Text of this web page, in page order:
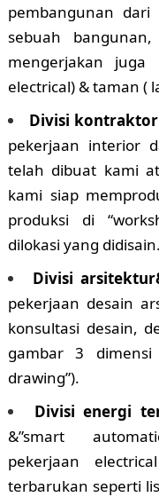
pembangunan
sebuah
mengerjakan juga
electrical) & taman (
Divisi
pekerjaan interior
telah dibuat kami
kami siap
produksi di
dilokasi yang didisain.
Divisi
pekerjaan desain
konsultasi desain,
gambar 3
drawing”).
Divisi energi
&”smart
pekerjaan
terbarukan seperti